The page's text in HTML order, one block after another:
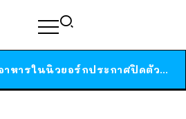
ร้านอาหารในนิวยอร์กประกาศปิดตัวลง หลังอยู่มานานกว่า 45 ปี ติดป้ายขอบคุณลูกค้าทุกคน แถมสูตรทำไวท์ซอสให้แบบจัดเต็ม